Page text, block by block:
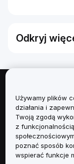
Odkryj
Informacje
Usługi
Obsługa
Używamy plików
działania i
Twoją zgodą
z
poznać sposób
wspierać funkcje